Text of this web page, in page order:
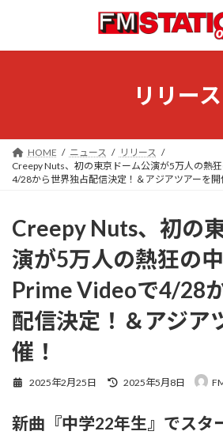
ン
ー
リリース
HOME ニュース
リリース
Creepy Nuts、初の東京ドーム公演が5万人の熱
4/28から世界独占配信決定！＆アジアツアーを開
Creepy Nuts、初の
演が5万人の熱狂の
Prime Videoで4/28
配信決定！＆アジア
催！
2025年2月25日
最
新
2025年5月8日
新曲『中学22年生』でスタ